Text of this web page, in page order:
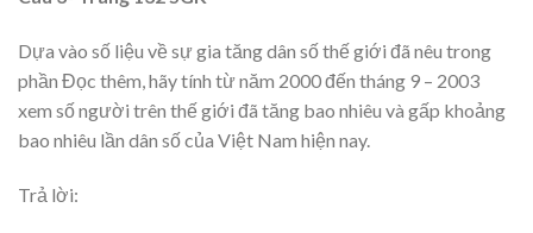
Dựa vào số liệu về sự gia tăng dân số thế giới đã nêu trong
phần Đọc thêm, hãy tính từ năm 2000 đến tháng 9 – 2003
xem số người trên thế giới đã tăng bao nhiêu và gấp khoảng
bao nhiêu lần dân số của Việt Nam hiện nay.
Trả lời: